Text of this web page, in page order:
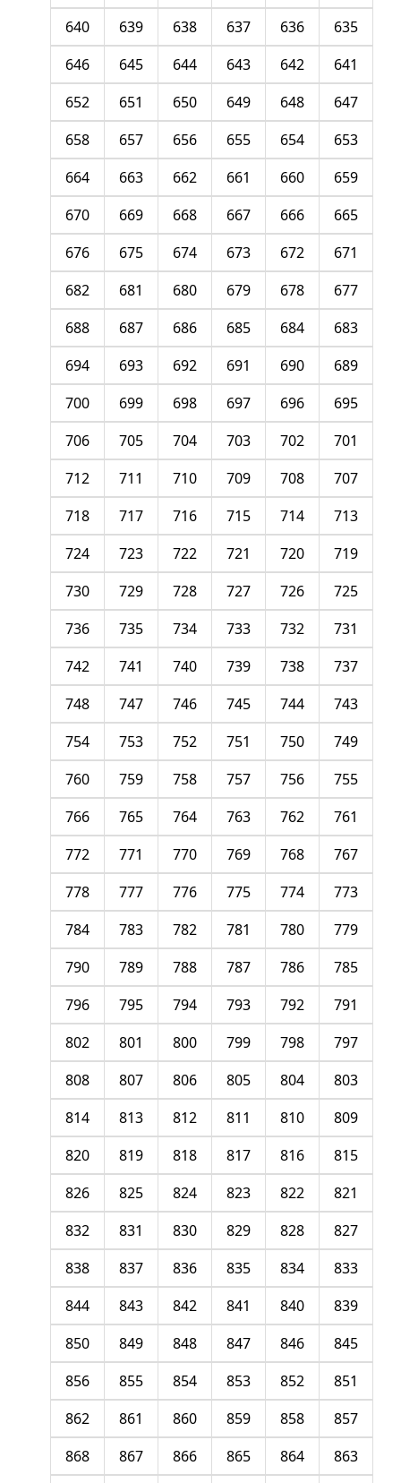
635
636
637
638
639
640
641
642
643
644
645
646
647
648
649
650
651
652
653
654
655
656
657
658
659
660
661
662
663
664
665
666
667
668
669
670
671
672
673
674
675
676
677
678
679
680
681
682
683
684
685
686
687
688
689
690
691
692
693
694
695
696
697
698
699
700
701
702
703
704
705
706
707
708
709
710
711
712
713
714
715
716
717
718
719
720
721
722
723
724
725
726
727
728
729
730
731
732
733
734
735
736
737
738
739
740
741
742
743
744
745
746
747
748
749
750
751
752
753
754
755
756
757
758
759
760
761
762
763
764
765
766
767
768
769
770
771
772
773
774
775
776
777
778
779
780
781
782
783
784
785
786
787
788
789
790
791
792
793
794
795
796
797
798
799
800
801
802
803
804
805
806
807
808
809
810
811
812
813
814
815
816
817
818
819
820
821
822
823
824
825
826
827
828
829
830
831
832
833
834
835
836
837
838
839
840
841
842
843
844
845
846
847
848
849
850
851
852
853
854
855
856
857
858
859
860
861
862
863
864
865
866
867
868